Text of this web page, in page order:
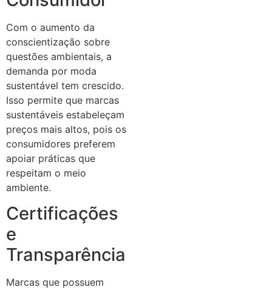
Com o aumento da
conscientização sobre
questões ambientais, a
demanda por moda
sustentável tem crescido.
Isso permite que marcas
sustentáveis estabeleçam
preços mais altos, pois os
consumidores preferem
apoiar práticas que
respeitam o meio
ambiente.
Certificações
e
Transparência
Marcas que possuem